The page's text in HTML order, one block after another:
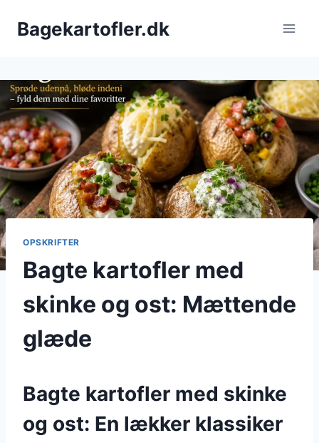
Bagekartofler.dk
OPSKRIFTER
Bagte kartofler med
skinke og ost: Mættende
glæde
Bagte kartofler med skinke
og ost: En lækker klassiker